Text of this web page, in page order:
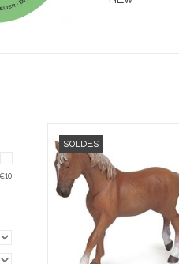
10
SOLDES
AJOUTER AU PANIER